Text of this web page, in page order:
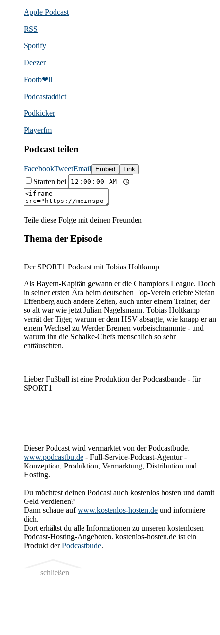
Apple Podcast
RSS
Spotify
Deezer
Footb❤ll
Podcast­addict
Podkicker
Playerfm
Podcast teilen
FacebookTweetEmail Embed Link
Starten bei
Teile diese Folge mit deinen Freunden
Thema der Episode
Der SPORT1 Podcast mit Tobias Holtkamp
Als Bayern-Kapitän gewann er die Champions League. Doch
in seiner ersten Ära beim deutschen Top-Verein erlebte Stefan
Effenberg auch andere Zeiten, auch unter einem Trainer, der
so alt war wie jetzt Julian Nagelsmann. Tobias Holtkamp
verrät der Tiger, warum er dem HSV absagte, wie knapp er an
einem Wechsel zu Werder Bremen vorbeischrammte - und
warum ihn die Schalke-Chefs menschlich so sehr
enttäuschten.
Lieber Fußball ist eine Produktion der Podcastbande - für
SPORT1
Dieser Podcast wird vermarktet von der Podcastbude.
www.podcastbu.de - Full-Service-Podcast-Agentur -
Konzeption, Produktion, Vermarktung, Distribution und
Hosting.
Du möchtest deinen Podcast auch kostenlos hosten und damit
Geld verdienen?
Dann schaue aufwww.kostenlos-hosten.de und informiere
dich.
Dort erhältst du alle Informationen zu unseren kostenlosen
Podcast-Hosting-Angeboten. kostenlos-hosten.de ist ein
Produkt derPodcastbude.
schließen